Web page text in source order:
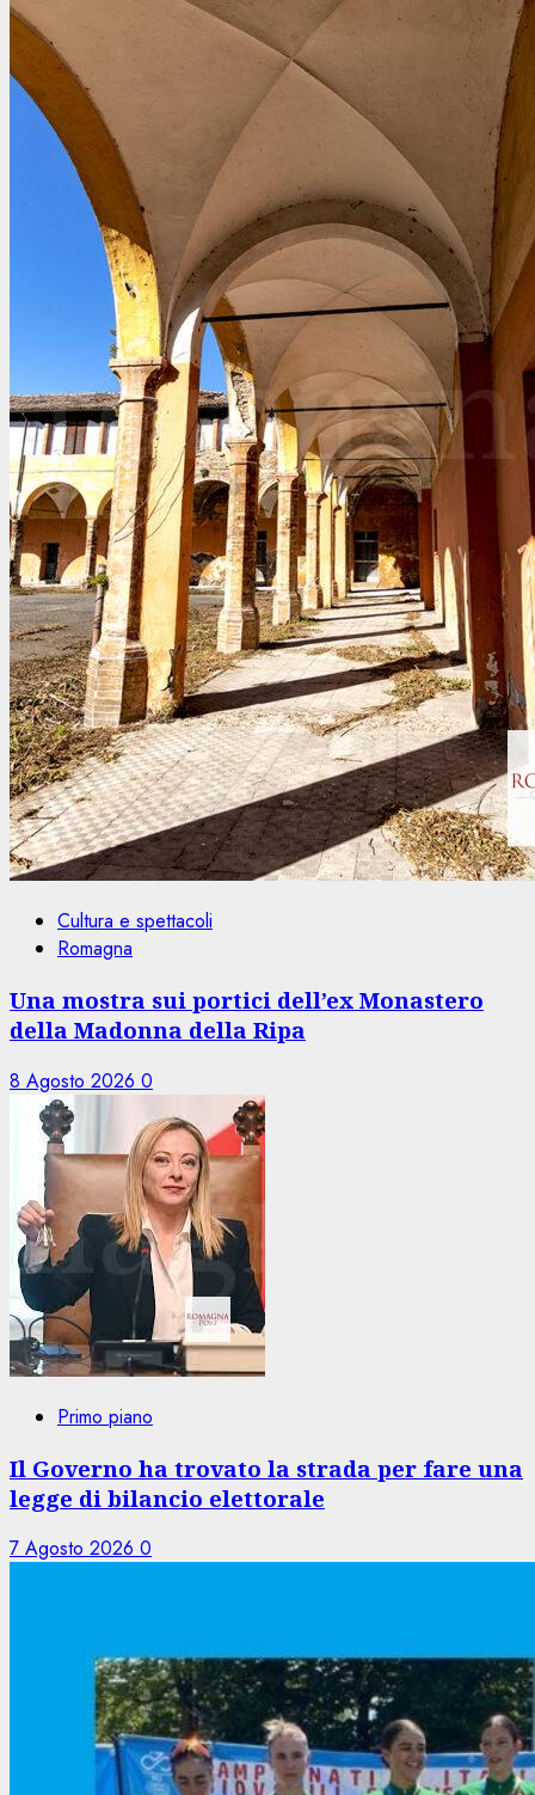
Cultura e spettacoli
Romagna
Una mostra sui portici dell’ex Monastero
della Madonna della Ripa
8 Agosto 2026 0
Primo piano
Il Governo ha trovato la strada per fare una
legge di bilancio elettorale
7 Agosto 2026 0